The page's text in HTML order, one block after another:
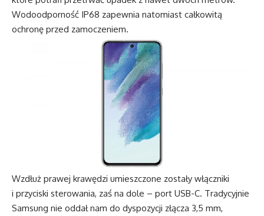
Wodoodporność IP68 zapewnia natomiast całkowitą
ochronę przed zamoczeniem.
Wzdłuż prawej krawędzi umieszczone zostały włączniki
i przyciski sterowania, zaś na dole – port USB-C. Tradycyjnie
Samsung nie oddał nam do dyspozycji złącza 3,5 mm,